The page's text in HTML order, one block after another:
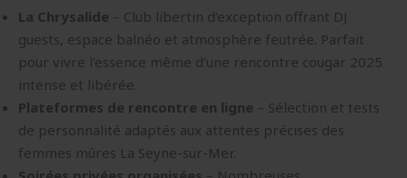
La Chrysalide – Club libertin d’exception offrant DJ
guests, espace balnéo et atmosphère feutrée. Parfait
pour vivre l’essence même d’une rencontre cougar 2025
intense et libérée.
Plateformes de rencontre en ligne – Sélection et tests
de personnalité adaptés aux attentes précises des
femmes mûres La Seyne-sur-Mer.